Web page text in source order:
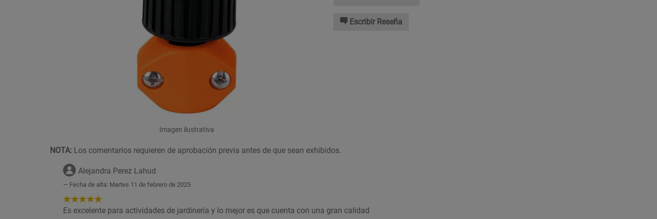
Imagen ilustrativa
Escribir Reseña
NOTA: Los comentarios requieren de aprobación previa antes de que sean exhibidos.
Alejandra Perez Lahud
Fecha de alta: Martes 11 de febrero de 2025
5
de
Es excelente para actividades de jardinería y lo mejor es que cuenta con una gran calidad